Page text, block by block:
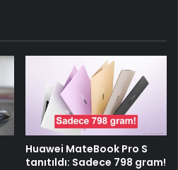
Huawei MateBook Pro S
tanıtıldı: Sadece 798 gram!